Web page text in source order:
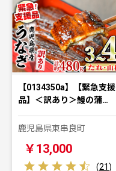
【0134350a】【緊急支援
品】＜訳あり＞鰻の蒲…
鹿児島県東串良町
￥13,000
(21)